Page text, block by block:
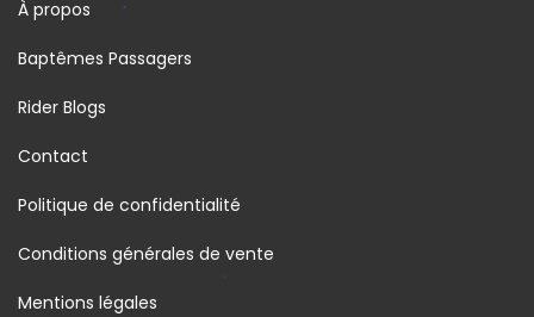
À propos
Baptêmes Passagers
Rider Blogs
Contact
Politique de confidentialité
Conditions générales de vente
Mentions légales